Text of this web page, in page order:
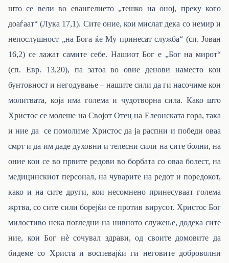
што се вели во евангелието „тешко на оној, преку кого
доаѓаат“ (Лука 17,1). Сите оние, кои мислат дека со немир и
непослушност „на Бога ќе Му принесат служба“ (сп. Јован
16,2) се лажат самите себе. Нашиот Бог е „Бог на мирот“
(сп. Евр. 13,20), па затоа во овие денови наместо кон
бунтовност и негодување – нашите сили да ги насочиме кон
молитвата, која има голема и чудотворна сила. Како што
Христос се молеше на Својот Отец на Елеонската гора, така
и ние да се помолиме Христос да ја распни и победи оваа
смрт и да им даде духовни и телесни сили на сите болни, на
оние кои се во првите редови во борбата со оваа болест, на
медицинскиот персонал, на чуварите на редот и поредокот,
како и на сите други, кои несомнено принесуваат голема
жртва, со сите сили борејќи се против вирусот. Христос Бог
милостиво нека погледни на нивното служење, додека сите
ние, кои Бог нѐ сочувал здрави, од своите домовите да
бидеме со Христа и воспевајќи ги неговите доброволни